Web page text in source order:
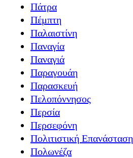
Πάτρα
Πέμπτη
Παλαιστίνη
Παναγία
Παναγιά
Παραγουάη
Παρασκευή
Πελοπόννησος
Περσία
Περσεφόνη
Πολιτιστική Επανάσταση
Πολωνέζα